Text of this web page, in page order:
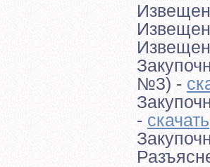
№3) -
- скачать